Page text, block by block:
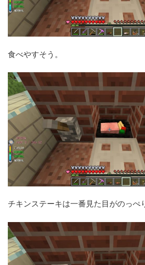
食べやすそう。
チキンステーキは一番見た目がのっ